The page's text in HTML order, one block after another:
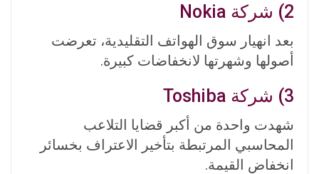
2) شركة Nokia
بعد انهيار سوق الهواتف التقليدية، تعرضت
أصولها وشهرتها لانخفاضات كبيرة.
3) شركة Toshiba
شهدت واحدة من أكبر قضايا التلاعب
المحاسبي المرتبطة بتأخير الاعتراف بخسائر
انخفاض القيمة.